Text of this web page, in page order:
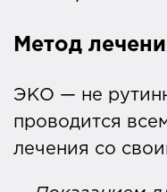
Метод
ЭКО — не
проводится
лечения со